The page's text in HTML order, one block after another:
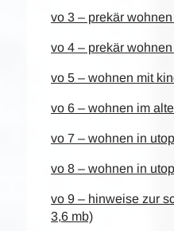
vo 3 – prekär
vo 4 – prekär
vo 5 – wohnen mit
vo 6 – wohnen im
vo 7 – wohnen in
vo 8 – wohnen in
vo 9 – hinweise zur
3,6 mb)